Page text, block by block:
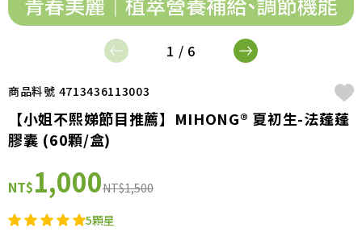
1 / 6
商品料號 4713436113003
【小姐不熙娣節目推薦】MIHONG® 夏初生-法蓬蓬
膠囊 (60顆/盒)
NT$1,000NT$1,500
5顆星